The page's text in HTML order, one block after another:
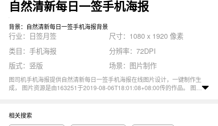
自然清新每日一签手机海报
背景：自然清新每日一签手机海报背景
行业：日签月签
尺寸：1080 x 1920 像素
类目：手机海报
分辨率：72DPI
版式：竖版
场景：图片制作
图司机手机海报提供自然清新每日一签手机海报在线图片设计，一键制作生
成， 图片资源是由163251于2019-08-06T18:01:08+08:00传的作品。 图片
日签月签行业，为您推荐与自然清新每日一签手机海报相关的专题每日一签
手机, 每日一签中秋, 自然清新等优质图片模板资源。
相关搜索